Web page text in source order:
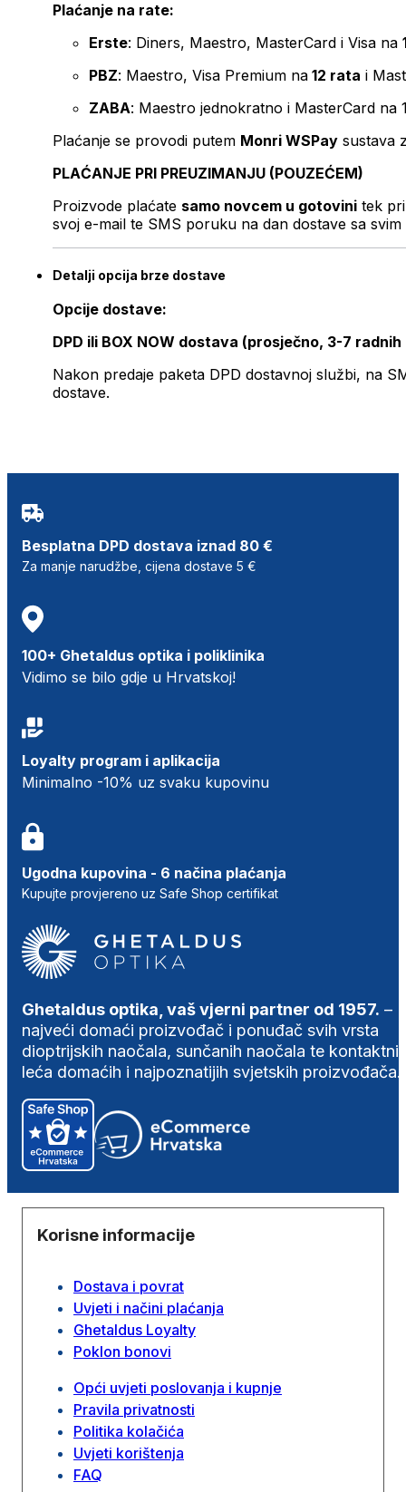
Plaćanje na rate:
Erste: Diners, Maestro, MasterCard i Visa na
PBZ: Maestro, Visa Premium na 12 rata i
ZABA: Maestro jednokratno i MasterCard na
Plaćanje se provodi putem Monri WSPay sustava
PLAĆANJE PRI PREUZIMANJU (POUZEĆEM)
Proizvode plaćate samo novcem u gotovini tek
svoj e-mail te SMS poruku na dan dostave sa svim
Detalji opcija brze dostave
Opcije dostave:
DPD ili BOX NOW dostava (prosječno, 3-7 radnih
Nakon predaje paketa DPD dostavnoj službi, na
dostave.
Besplatna DPD dostava iznad 80 €
Za manje narudžbe, cijena dostave 5 €
100+ Ghetaldus optika i poliklinika
Vidimo se bilo gdje u Hrvatskoj!
Loyalty program i aplikacija
Minimalno -10% uz svaku kupovinu
Ugodna kupovina - 6 načina plaćanja
Kupujte provjereno uz Safe Shop certifikat
Ghetaldus optika, vaš vjerni partner od 1957. –
najveći domaći proizvođač i ponuđač svih vrsta
dioptrijskih naočala, sunčanih naočala te
leća domaćih i najpoznatijih svjetskih proizvođača.
Korisne informacije
Dostava i povrat
Uvjeti i načini plaćanja
Ghetaldus Loyalty
Poklon bonovi
Opći uvjeti poslovanja i kupnje
Pravila privatnosti
Politika kolačića
Uvjeti korištenja
FAQ